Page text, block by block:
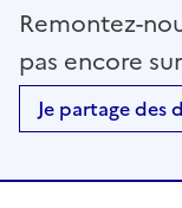
Remontez-
pas encore
Je partage des